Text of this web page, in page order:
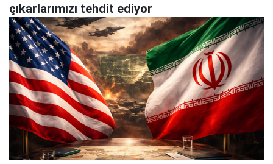
çıkarlarımızı tehdit ediyor